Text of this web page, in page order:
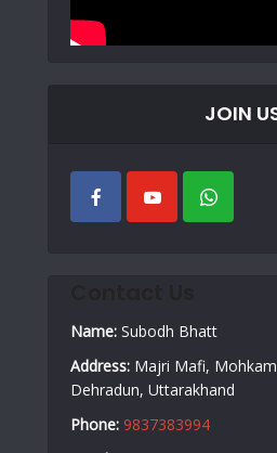
JOIN
Name: Subodh Bhatt
Address: Majri Mafi,
Dehradun, Uttarakhand
Phone: 9837383994